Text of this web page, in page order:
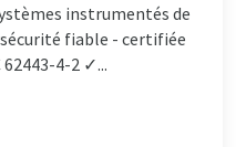
instrumentés de
fiable - certifiée
4-2 ✓...